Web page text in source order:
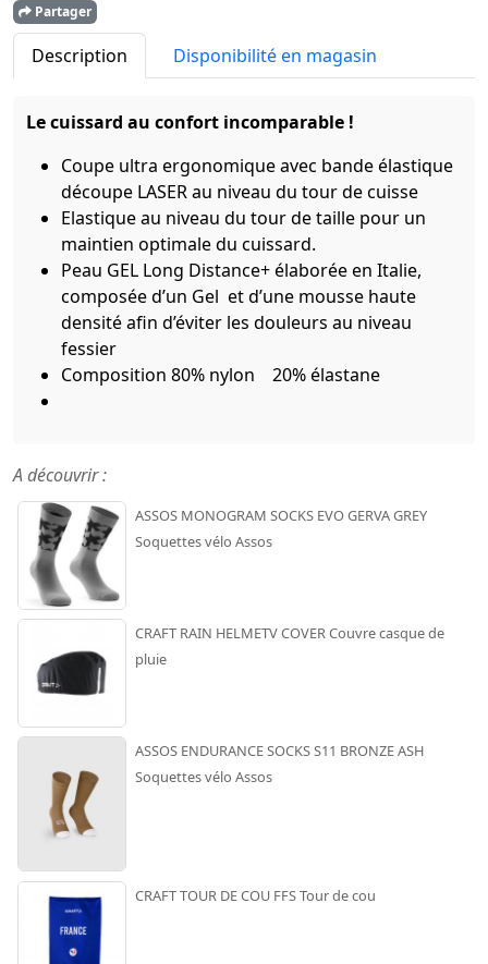
Partager
Description Disponibilité en magasin
Le cuissard au confort incomparable !
Coupe ultra ergonomique avec bande élastique
découpe LASER au niveau du tour de cuisse
Elastique au niveau du tour de taille pour un
maintien optimale du cuissard.
Peau GEL Long Distance+ élaborée en Italie,
composée d’un Gel et d’une mousse haute
densité afin d’éviter les douleurs au niveau
fessier
Composition 80% nylon 20% élastane
A découvrir :
ASSOS MONOGRAM SOCKS EVO GERVA GREY
Soquettes vélo Assos
CRAFT RAIN HELMETV COVER Couvre casque de
pluie
ASSOS ENDURANCE SOCKS S11 BRONZE ASH
Soquettes vélo Assos
CRAFT TOUR DE COU FFS Tour de cou